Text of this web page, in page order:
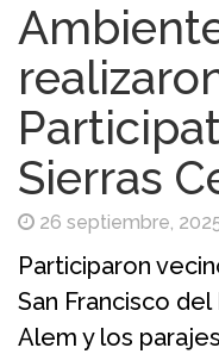
Sierras
26 septiembre,
Participaron
San Francisco
Alem y los